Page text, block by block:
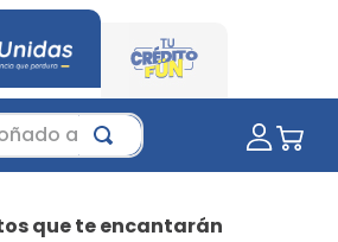
aquí...
que te encantarán